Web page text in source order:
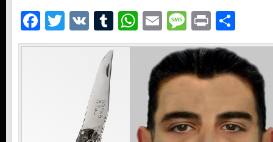
Facebook
Twitter
VK Tumblr
WhatsApp
EmailMessage
Print